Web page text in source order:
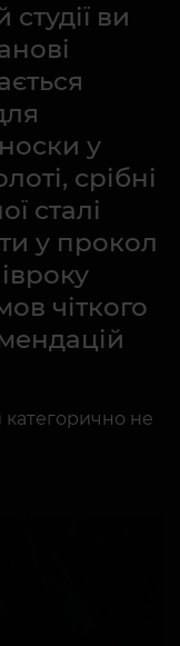
ви
у
срібні
сталі
у прокол
чіткого
категорично не